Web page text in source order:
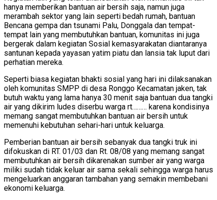
hanya memberikan bantuan air bersih saja, namun juga
merambah sektor yang lain seperti bedah rumah, bantuan
Bencana gempa dan tsunami Palu, Donggala dan tempat-
tempat lain yang membutuhkan bantuan, komunitas ini juga
bergerak dalam kegiatan Sosial kemasyarakatan diantaranya
santunan kepada yayasan yatim piatu dan lansia tak luput dari
perhatian mereka.
Seperti biasa kegiatan bhakti sosial yang hari ini dilaksanakan
oleh komunitas SMPP di desa Ronggo Kecamatan jaken, tak
butuh waktu yang lama hanya 30 menit saja bantuan dua tangki
air yang dikirim ludes diserbu warga rt……… karena kondisinya
memang sangat membutuhkan bantuan air bersih untuk
memenuhi kebutuhan sehari-hari untuk keluarga.
Pemberian bantuan air bersih sebanyak dua tangki truk ini
difokuskan di RT. 01/03 dan Rt. 08/08 yang memang sangat
membutuhkan air bersih dikarenakan sumber air yang warga
miliki sudah tidak keluar air sama sekali sehingga warga harus
mengeluarkan anggaran tambahan yang semakin membebani
ekonomi keluarga.